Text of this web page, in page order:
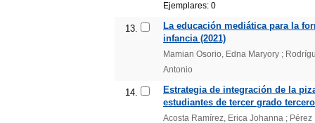
Ejemplares: 0
13.
La educación mediática para la
infancia (2021)
Mamian Osorio, Edna Maryory ;
Antonio
14.
Estrategia de integración de la
estudiantes de tercer grado
Acosta Ramírez, Erica Johanna ;